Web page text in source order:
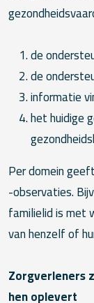
de
de
informatie
het huidige
Per domein
-observaties.
familielid is met
van henzelf of
Zorgverleners
hen oplevert